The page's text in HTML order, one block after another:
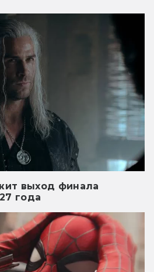
выход финала
года